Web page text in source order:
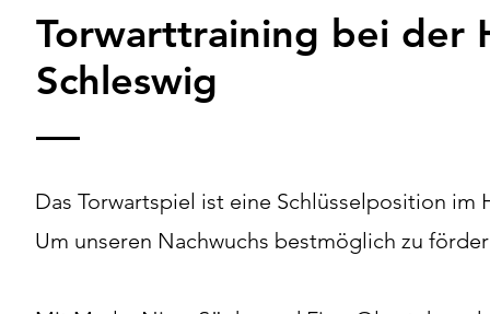
Torwarttraining bei der
Schleswig
Das Torwartspiel ist eine Schlüsselposition im
Um unseren Nachwuchs bestmöglich zu